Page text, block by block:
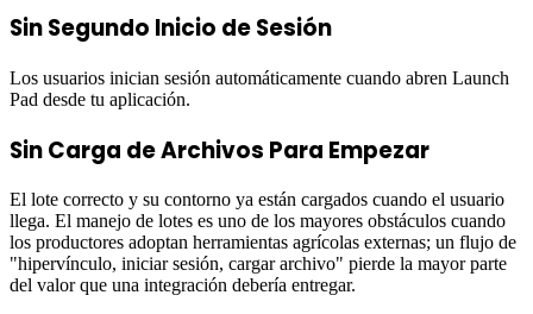
Sin Segundo Inicio de Sesión
Los usuarios inician sesión automáticamente cuando abren Launch
Pad desde tu aplicación.
Sin Carga de Archivos Para Empezar
El lote correcto y su contorno ya están cargados cuando el usuario
llega. El manejo de lotes es uno de los mayores obstáculos cuando
los productores adoptan herramientas agrícolas externas; un flujo de
"hipervínculo, iniciar sesión, cargar archivo" pierde la mayor parte
del valor que una integración debería entregar.